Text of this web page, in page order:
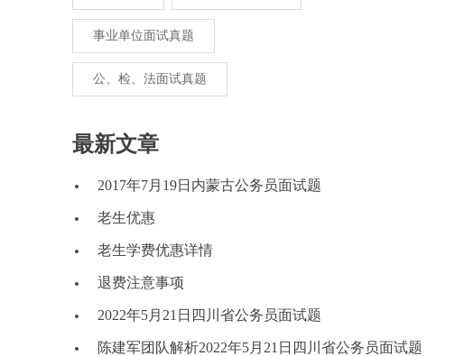
事业单位面试真题
公、检、法面试真题
最新文章
2017年7月19日内蒙古公务员面试题
老生优惠
老生学费优惠详情
退费注意事项
2022年5月21日四川省公务员面试题
陈建军团队解析2022年5月21日四川省公务员面试题